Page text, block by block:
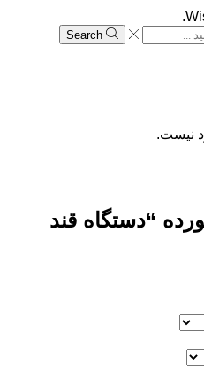
Search
نیست.
“دستگاه قند